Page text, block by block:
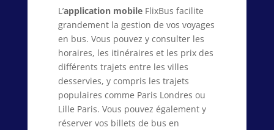
L’application mobileFlixBus facilite
grandement la gestion de vos voyages
en bus. Vous pouvez y consulter les
horaires, les itinéraires et les prix des
différents trajets entre les villes
desservies, y compris les trajets
populaires comme Paris Londres ou
Lille Paris. Vous pouvez également y
réserver vos billets de bus en